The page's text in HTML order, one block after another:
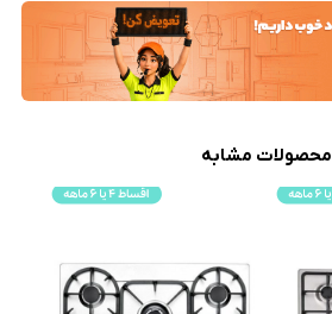
محصولات مشابه